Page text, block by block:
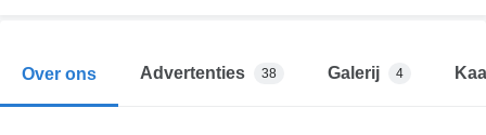
Over ons Advertenties 38 Galerij 4